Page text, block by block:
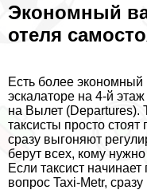
Экономный
отеля
Есть более экономный
эскалаторе на 4-й
на Вылет (Departures).
таксисты просто
сразу выгоняют
берут всех, кому
Если таксист
вопрос Taxi-Metr, сразу